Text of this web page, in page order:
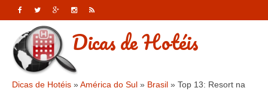
Dicas de Hotéis
Dicas de Hotéis »América do Sul » Brasil » Top 13: Resort na